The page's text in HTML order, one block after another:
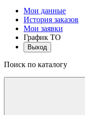
Мои данные
История заказов
Мои заявки
График ТО
Выход
Поиск по каталогу